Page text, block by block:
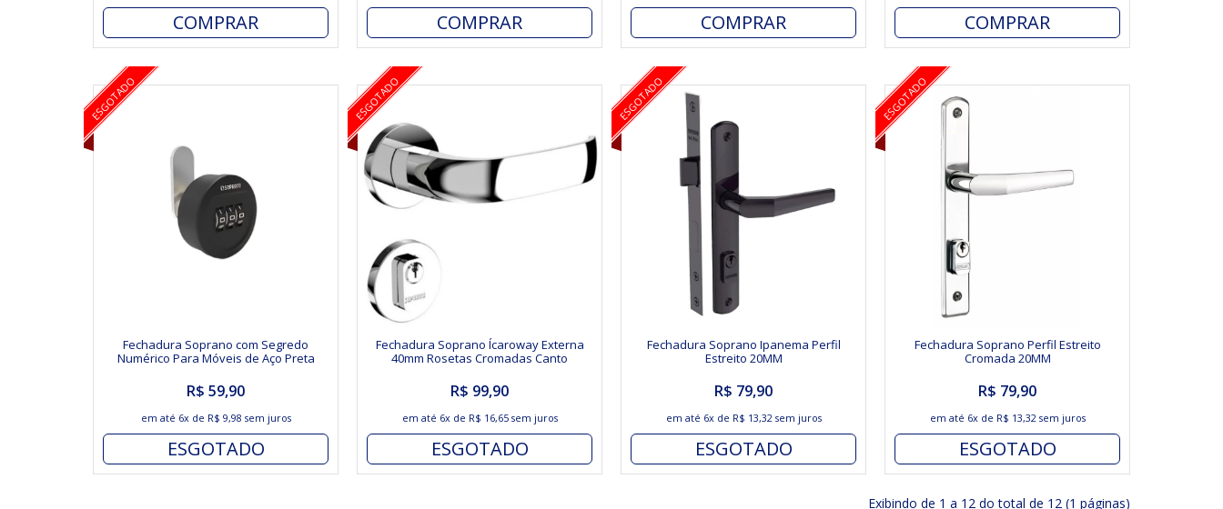
COMPRAR COMPRAR COMPRAR COMPRAR
ESGOTADO
Fechadura Soprano com Segredo
Numérico Para Móveis de Aço Preta
R$ 59,90
em até 6xde R$ 9,98 sem juros
ESGOTADO
ESGOTADO
Fechadura Soprano Ícaroway Externa
40mm Rosetas Cromadas Canto
R$ 99,90
em até 6xde R$ 16,65sem juros
ESGOTADO
ESGOTADO
Fechadura Soprano Ipanema Perfil
Estreito 20MM
R$ 79,90
em até 6xde R$ 13,32sem juros
ESGOTADO
ESGOTADO
Fechadura Soprano Perfil Estreito
Cromada 20MM
R$ 79,90
em até 6xde R$ 13,32sem juros
ESGOTADO
Exibindo de 1 a 12 do total de 12 (1 páginas)